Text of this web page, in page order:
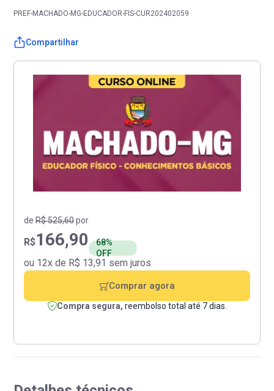
PREF-MACHADO-MG-EDUCADOR-FIS-CUR202402059
Compartilhar
deR$ 525,60por
R$166,90
68%
OFF
ou 12x de R$ 13,91 sem juros
Comprar agora
Compra segura, reembolso total até 7 dias.